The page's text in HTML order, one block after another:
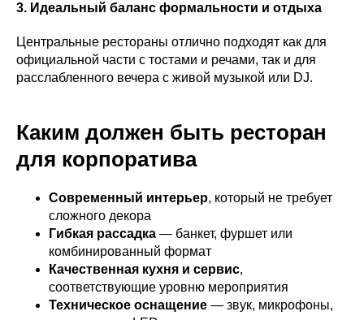
3. Идеальный баланс формальности и отдыха
Центральные рестораны отлично подходят как для
официальной части с тостами и речами, так и для
расслабленного вечера с живой музыкой или DJ.
Каким должен быть ресторан
для корпоратива
Современный интерьер, который не требует
сложного декора
Гибкая рассадка — банкет, фуршет или
комбинированный формат
Качественная кухня и сервис,
соответствующие уровню мероприятия
Техническое оснащение — звук, микрофоны,